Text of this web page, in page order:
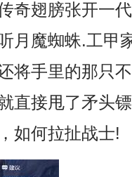
奇翅膀张开一
月魔蜘蛛.工甲
将手里的那只
直接甩了矛头
如何拉扯战士!